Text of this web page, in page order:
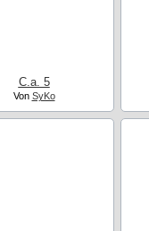
C.a. 5
Von SyKo